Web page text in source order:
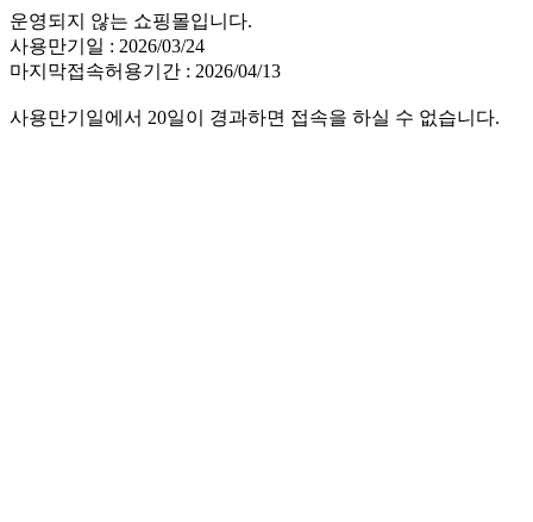
운영되지 않는 쇼핑몰입니다.
사용만기일 : 2026/03/24
마지막접속허용기간 : 2026/04/13
사용만기일에서 20일이 경과하면 접속을 하실 수 없습니다.